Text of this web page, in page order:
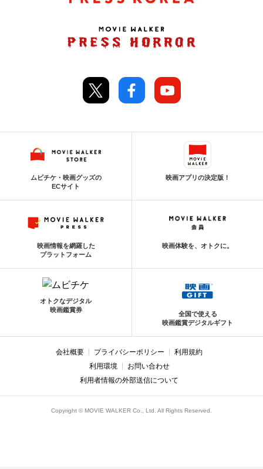
ムビチケ・映画グッズの
ECサイト
映画アプリの決定版！
映画情報を網羅した
プラットフォーム
映画体験を、オトクに。
オトクなデジタル
映画鑑賞券
全国で使える
映画鑑賞デジタルギフト
会社概要 プライバシーポリシー
利用規約
利用環境
お問い合わせ
利用者情報の外部送信について
Copyright © MOVIE WALKER Co., Ltd. All Rights Reserved.